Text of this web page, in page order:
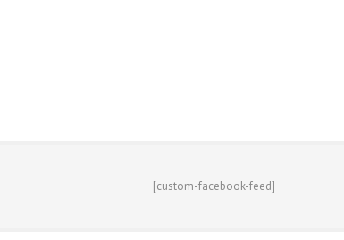
[custom-facebook-feed]